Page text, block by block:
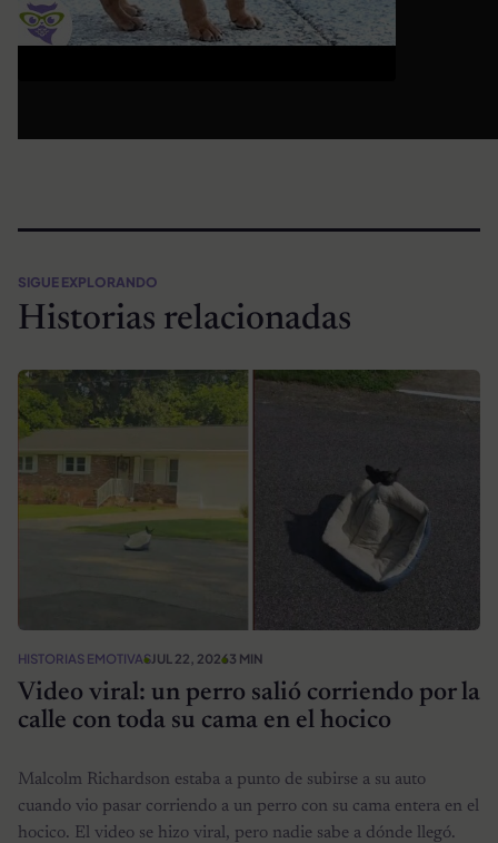
SIGUE EXPLORANDO
Historias relacionadas
HISTORIAS EMOTIVASJUL 22, 20263 MIN
Video viral: un perro salió corriendo por la
calle con toda su cama en el hocico
Malcolm Richardson estaba a punto de subirse a su auto
cuando vio pasar corriendo a un perro con su cama entera en el
hocico. El video se hizo viral, pero nadie sabe a dónde llegó.